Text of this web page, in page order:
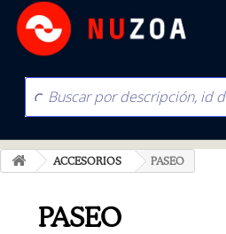
ACCESORIOS PASEO
PASEO